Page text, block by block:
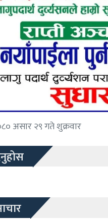
असार २९ गते शुक्रवार